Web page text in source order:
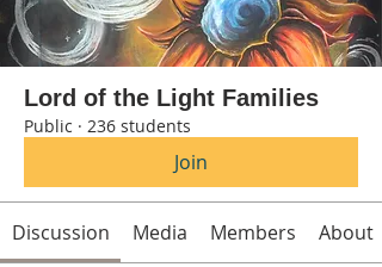
Lord of the Light Families
Public · 236 students
Join
Discussion Media Members About